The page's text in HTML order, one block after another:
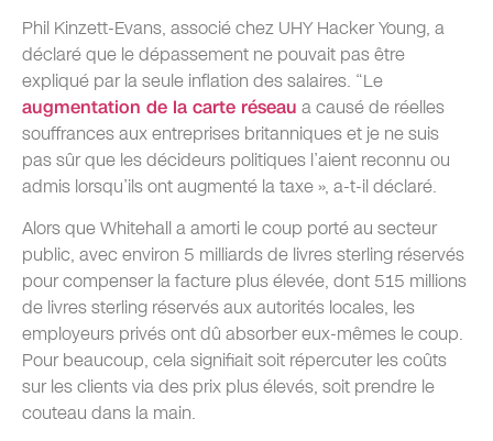
Phil Kinzett-Evans, associé chez UHY Hacker Young, a
déclaré que le dépassement ne pouvait pas être
expliqué par la seule inflation des salaires. “Le
augmentation de la carte réseau a causé de réelles
souffrances aux entreprises britanniques et je ne suis
pas sûr que les décideurs politiques l’aient reconnu ou
admis lorsqu’ils ont augmenté la taxe », a-t-il déclaré.
Alors que Whitehall a amorti le coup porté au secteur
public, avec environ 5 milliards de livres sterling réservés
pour compenser la facture plus élevée, dont 515 millions
de livres sterling réservés aux autorités locales, les
employeurs privés ont dû absorber eux-mêmes le coup.
Pour beaucoup, cela signifiait soit répercuter les coûts
sur les clients via des prix plus élevés, soit prendre le
couteau dans la main.